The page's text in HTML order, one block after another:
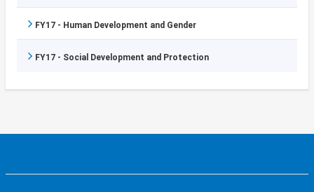
FY17 - Human Development and Gender
FY17 - Social Development and Protection